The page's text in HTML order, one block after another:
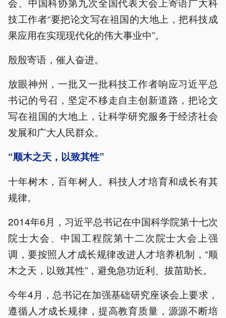
技工作者“要把论文写在祖国的大地上，把科技成
果应用在实现现代化的伟大事业中”。
殷殷寄语，催人奋进。
放眼神州，一批又一批科技工作者响应习近平总
书记的号召，坚定不移走自主创新道路，把论文
写在祖国的大地上，让科学研究服务于经济社会
发展和广大人民群众。
“顺木之天，以致其性”
十年树木，百年树人。科技人才培育和成长有其
规律。
2014年6月，习近平总书记在中国科学院第十七次
院士大会、中国工程院第十二次院士大会上强
调，要按照人才成长规律改进人才培养机制，“顺
木之天，以致其性”，避免急功近利、拔苗助长。
今年4月，总书记在加强基础研究座谈会上要求，
遵循人才成长规律，提高教育质量，源源不断培